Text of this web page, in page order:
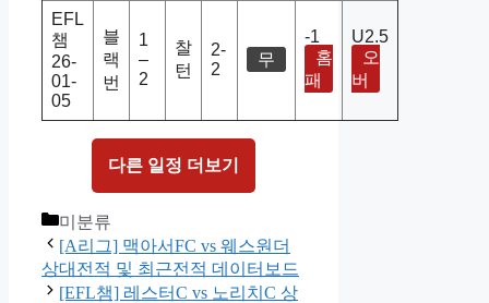
EFL
챔
26-
01-
05
블
랙
번
1
–
2
찰
턴
2-
2
무
-1
홈
패
U2.5
오
버
다른 일정 더보기
Categories
미분류
[A리그] 맥아서FC vs 웨스원더
상대전적 및 최근전적 데이터보드
[EFL챔] 레스터C vs 노리치C 상